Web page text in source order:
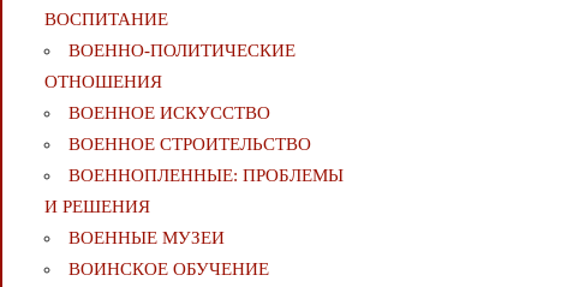
ВОСПИТАНИЕ
ВОЕННО-ПОЛИТИЧЕСКИE
ОТНОШЕНИЯ
ВОЕННОЕ ИСКУССТВО
ВОЕННОЕ СТРОИТЕЛЬСТВО
ВОЕННОПЛЕННЫЕ: ПРОБЛЕМЫ
И РЕШЕНИЯ
ВОЕННЫЕ МУЗЕИ
ВОИНСКОЕ ОБУЧЕНИЕ